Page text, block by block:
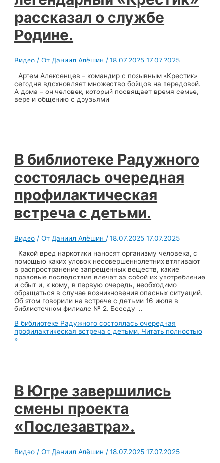
рассказал о службе
Родине.
Видео / От Даниил Алёшин /18.07.2025 17.07.2025
Артем Алексенцев – командир с позывным «Крестик»
сегодня вдохновляет множество бойцов на передовой.
А дома – он человек, который посвящает время семье,
вере и общению с друзьями.
В библиотеке Радужного
состоялась очередная
профилактическая
встреча с детьми.
Видео / От Даниил Алёшин /18.07.2025 17.07.2025
Какой вред наркотики наносят организму человека, с
помощью каких уловок несовершеннолетних втягивают
в распространение запрещенных веществ, какие
правовые последствия влечет за собой их употребление
и сбыт и, к кому, в первую очередь, необходимо
обращаться в случае возникновения опасных ситуаций.
Об этом говорили на встрече с детьми 16 июля в
библиотечном филиале № 2. Беседу …
В библиотеке Радужного состоялась очередная
профилактическая встреча с детьми. Читать полностью
»
В Югре завершились
смены проекта
«Послезавтра».
Видео / От Даниил Алёшин /18.07.2025 17.07.2025